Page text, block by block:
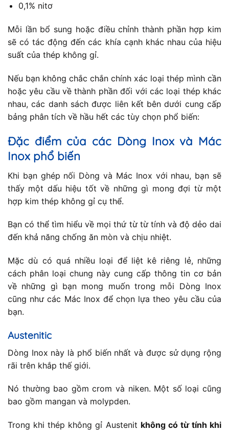
0,1% nitơ
Mỗi lần bổ sung hoặc điều chỉnh thành phần hợp kim
sẽ có tác động đến các khía cạnh khác nhau của hiệu
suất của thép không gỉ.
Nếu bạn không chắc chắn chính xác loại thép mình cần
hoặc yêu cầu về thành phần đối với các loại thép khác
nhau, các danh sách được liên kết bên dưới cung cấp
bảng phân tích về hầu hết các tùy chọn phổ biến:
Đặc điểm của các Dòng Inox và Mác
Inox phổ biến
Khi bạn ghép nối Dòng và Mác Inox với nhau, bạn sẽ
thấy một dấu hiệu tốt về những gì mong đợi từ một
hợp kim thép không gỉ cụ thể.
Bạn có thể tìm hiểu về mọi thứ từ từ tính và độ dẻo dai
đến khả năng chống ăn mòn và chịu nhiệt.
Mặc dù có quá nhiều loại để liệt kê riêng lẻ, những
cách phân loại chung này cung cấp thông tin cơ bản
về những gì bạn mong muốn trong mỗi Dòng Inox
cũng như các Mác Inox để chọn lựa theo yêu cầu của
bạn.
Austenitic
Dòng Inox này là phổ biến nhất và được sử dụng rộng
rãi trên khắp thế giới.
Nó thường bao gồm crom và niken. Một số loại cũng
bao gồm mangan và molypden.
Trong khi thép không gỉ Austenit không có từ tính khi